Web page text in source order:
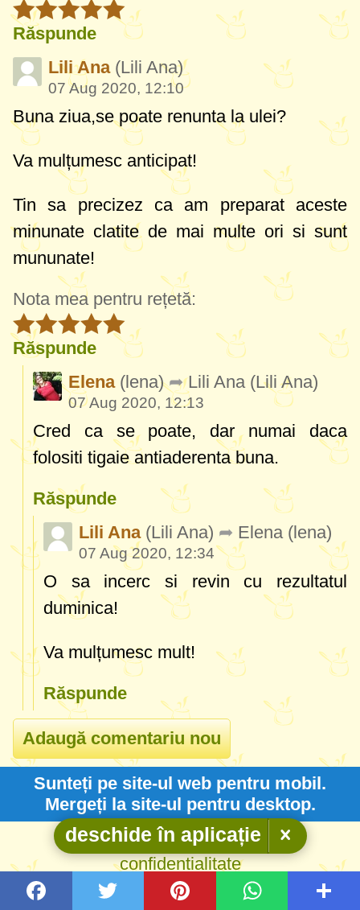
Răspunde
Lili Ana (Lili Ana)
07 Aug 2020, 12:10
Buna ziua,se poate renunta la ulei?
Va mulțumesc anticipat!
Tin sa precizez ca am preparat aceste
minunate clatite de mai multe ori si sunt
mununate!
Nota mea pentru rețetă:
Răspunde
Elena (lena) Lili Ana (Lili Ana)
07 Aug 2020, 12:13
Cred ca se poate, dar numai daca
folositi tigaie antiaderenta buna.
Răspunde
Lili Ana (Lili Ana) Elena (lena)
07 Aug 2020, 12:34
O sa incerc si revin cu rezultatul
duminica!
Va mulțumesc mult!
Răspunde
Sunteți pe site-ul web pentru mobil.
Mergeți la site-ul pentru desktop.
Centrul de preferinte pentru
confidentialitate
Copyright © 2026 Designed by Igor Butuc
deschide în aplicație